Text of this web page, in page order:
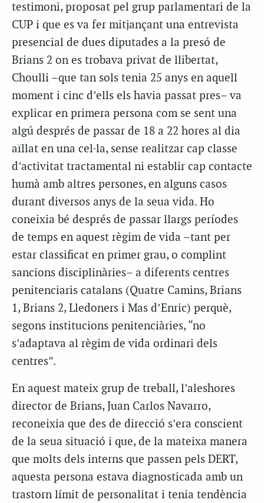
testimoni, proposat pel grup parlamentari de la
CUP i que es va fer mitjançant una entrevista
presencial de dues diputades a la presó de
Brians 2 on es trobava privat de llibertat,
Choulli –que tan sols tenia 25 anys en aquell
moment i cinc d’ells els havia passat pres– va
explicar en primera persona com se sent una
algú després de passar de 18 a 22 hores al dia
aïllat en una cel·la, sense realitzar cap classe
d’activitat tractamental ni establir cap contacte
humà amb altres persones, en alguns casos
durant diversos anys de la seua vida. Ho
coneixia bé després de passar llargs períodes
de temps en aquest règim de vida –tant per
estar classificat en primer grau, o complint
sancions disciplinàries– a diferents centres
penitenciaris catalans (Quatre Camins, Brians
1, Brians 2, Lledoners i Mas d’Enric) perquè,
segons institucions penitenciàries, “no
s’adaptava al règim de vida ordinari dels
centres”.
En aquest mateix grup de treball, l’aleshores
director de Brians, Juan Carlos Navarro,
reconeixia que des de direcció s’era conscient
de la seua situació i que, de la mateixa manera
que molts dels interns que passen pels DERT,
aquesta persona estava diagnosticada amb un
trastorn límit de personalitat i tenia tendència